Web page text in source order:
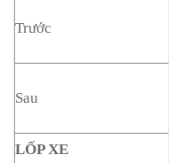
Trước
Sau
LỐP XE